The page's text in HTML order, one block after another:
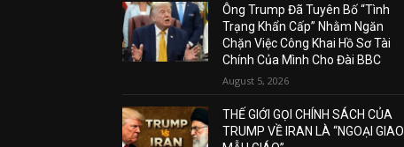
Ông Trump Đã Tuyên Bố “Tình
Trạng Khẩn Cấp” Nhằm Ngăn
Chặn Việc Công Khai Hồ Sơ Tài
Chính Của Mình Cho Đài BBC
August 5, 2026
THẾ GIỚI GỌI CHÍNH SÁCH CỦA
TRUMP VỀ IRAN LÀ “NGOẠI GIAO